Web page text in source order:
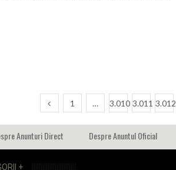
1 … 3.010 3.011 3.012
Anunturi Direct Despre Anuntul Oficial
+